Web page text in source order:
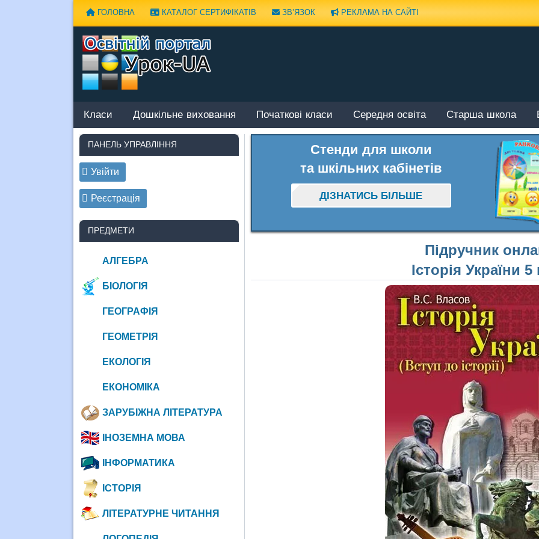
ГОЛОВНА КАТАЛОГ СЕРТИФІКАТІВ ЗВ’ЯЗОК РЕКЛАМА НА САЙТІ
Класи Дошкільне виховання Початкові класи Середня освіта Старша школа
Стенди для школи
та шкільних кабінетів
ДІЗНАТИСЬ БІЛЬШЕ
Підручник
Історія України 5
ПАНЕЛЬ УПРАВЛІННЯ
Увійти
Реєстрація
ПРЕДМЕТИ
АЛГЕБРА
БІОЛОГІЯ
ГЕОГРАФІЯ
ГЕОМЕТРІЯ
ЕКОЛОГІЯ
ЕКОНОМІКА
ЗАРУБІЖНА ЛІТЕРАТУРА
ІНОЗЕМНА МОВА
ІНФОРМАТИКА
ІСТОРІЯ
ЛІТЕРАТУРНЕ ЧИТАННЯ